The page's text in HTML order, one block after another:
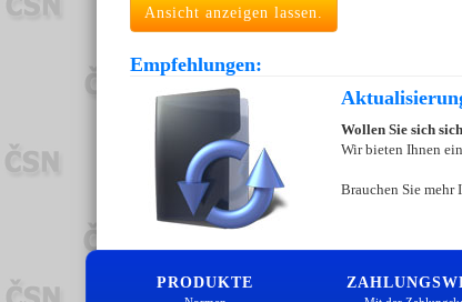
Ansicht anzeigen lassen.
Empfehlungen:
Wollen Sie sich
Wir bieten Ihnen
Brauchen Sie mehr
PRODUKTE